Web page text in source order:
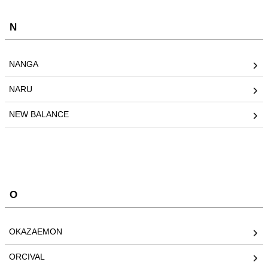
N
NANGA
NARU
NEW BALANCE
O
OKAZAEMON
ORCIVAL